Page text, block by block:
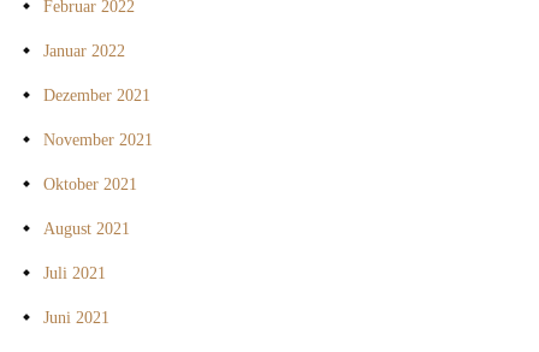
Februar 2022
Januar 2022
Dezember 2021
November 2021
Oktober 2021
August 2021
Juli 2021
Juni 2021